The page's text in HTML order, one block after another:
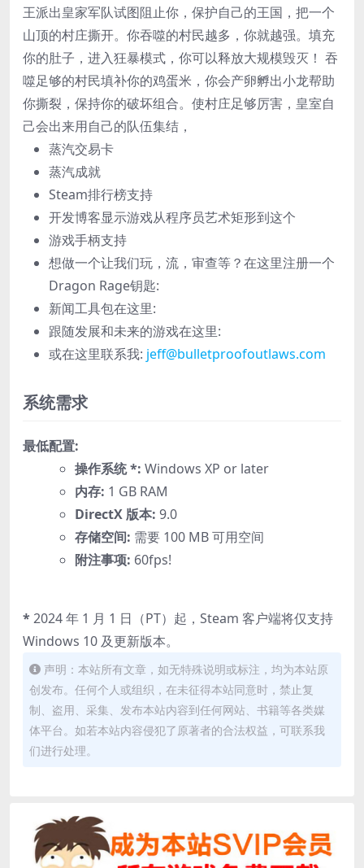
王派出皇家军队试图阻止你，保护自己的王国，把一个
山顶的村庄撕开。你吞噬的村民越多，你就越强。填充
你的肚子，进入狂暴模式，你可以释放大规模毁灭！ 吞
噬足够的村民填补你的鸡蛋米，你会产卵孵出小龙帮助
你撕裂，保持你的破坏组合。使村庄足够厉害，皇室自
己会出来用自己的队伍集结，
蒸汽交易卡
蒸汽成就
Steam排行榜支持
开发博客显示游戏从程序员艺术矩形到这个
游戏手柄支持
想做一个让我们玩，流​​，审查等？在这里注册一个
Dragon Rage钥匙:
新闻工具包在这里:
跟随发展和未来的游戏在这里:
或在这里联系我: jeff@bulletproofoutlaws.com
系统需求
最低配置:
操作系统 *: Windows XP or later
内存: 1 GB RAM
DirectX 版本: 9.0
存储空间: 需要 100 MB 可用空间
附注事项: 60fps!
*2024 年 1 月 1 日（PT）起，Steam 客户端将仅支持
Windows 10 及更新版本。
声明：本站所有文章，如无特殊说明或标注，均为本站原
创发布。任何个人或组织，在未征得本站同意时，禁止复
制、盗用、采集、发布本站内容到任何网站、书籍等各类媒
体平台。如若本站内容侵犯了原著者的合法权益，可联系我
们进行处理。